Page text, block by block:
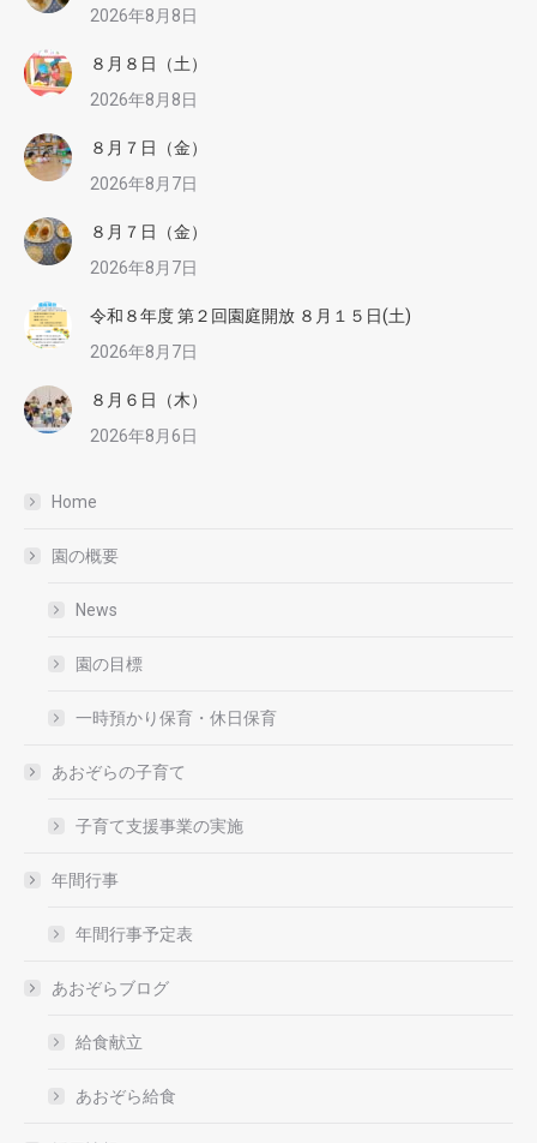
2026年8月8日
８月８日（土）
2026年8月8日
８月７日（金）
2026年8月7日
８月７日（金）
2026年8月7日
令和８年度 第２回園庭開放 ８月１５日(土)
2026年8月7日
８月６日（木）
2026年8月6日
Home
園の概要
News
園の目標
一時預かり保育・休日保育
あおぞらの子育て
子育て支援事業の実施
年間行事
年間行事予定表
あおぞらブログ
給食献立
あおぞら給食